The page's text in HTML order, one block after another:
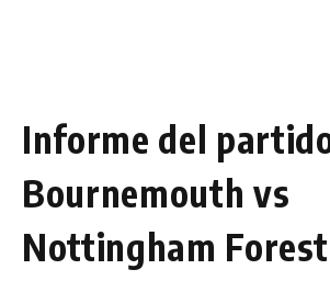
Informe del
Bournemouth vs
Nottingham Forest